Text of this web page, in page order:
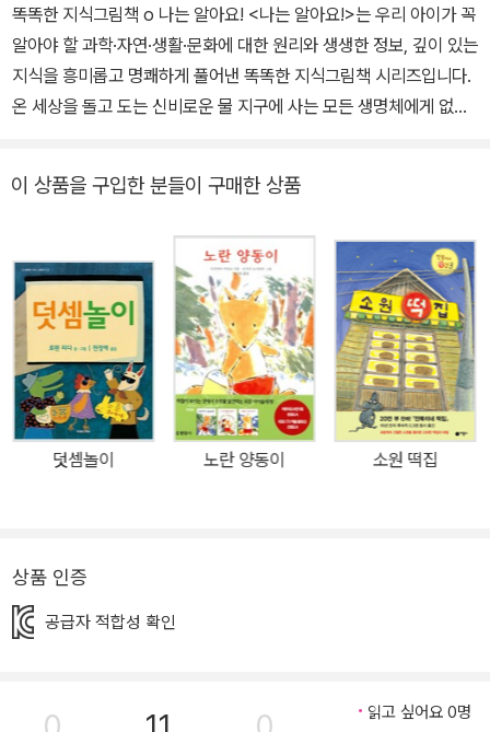
똑똑한 지식그림책 o 나는 알아요! <나는 알아요!>는 우리 아이가 꼭
알아야 할 과학·자연·생활·문화에 대한 원리와 생생한 정보, 깊이 있는
지식을 흥미롭고 명쾌하게 풀어낸 똑똑한 지식그림책 시리즈입니다.
온 세상을 돌고 도는 신비로운 물 지구에 사는 모든 생명체에게 없어
얼어붙으면 빙하나 얼음처럼 고체 상태가 되기도 하니까요. 이렇게
다시 바다로 흘러 가며 많은 생명을 살리고 키운답니다. 《나는 알아요
_물》은 아이들이 꼭 알아야 할 '물'에 관해 쉽게 풀이한 설명을 전문가
가 감수한 바른 지식에, 아름다운 삽화를 더하여 흥미롭게 탐구할 수
있도록 도와주는 지식 그림책이에요. 물이 언제 처음 지구에 생겨났
는지, 환경과 기온에 따라 물의 성질이 어떻게 변하는지, 우리 생활에
서 물이 구체적으로 어떤 역할을 하는지 그리고 동식물과 사람에게
왜 물이 필요한지 등 아이들이 궁금해하는 질문과 설명이 풍부하게
담겨 있어요. 아이들은 이러한 질문에 대한 답을 찾아가는 동안 일상
함도 깨닫게 될 거예요. 시원한 펼침 그림으로 '물'에 대한 지식을 통
제예요. 하지만 학년이 높아질수록 개념과 원리가 복잡해져서 많은
도꼭지에서 떨어진 작은 물방울을 따라 물이 세상을 돌고 도는 과정
이 상품을 구입한 분들이 구매한 상품
덧셈놀이 노란 양동이 소원 떡집
상품 인증
공급자 적합성 확인
읽고 싶어요 0명